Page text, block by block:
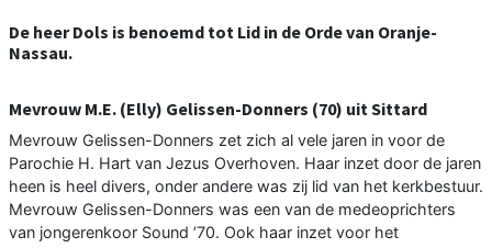
De heer Dols is benoemd tot Lid in de Orde van Oranje-
Nassau.
Mevrouw M.E. (Elly) Gelissen-Donners (70) uit Sittard
Mevrouw Gelissen-Donners zet zich al vele jaren in voor de
Parochie H. Hart van Jezus Overhoven. Haar inzet door de jaren
heen is heel divers, onder andere was zij lid van het kerkbestuur.
Mevrouw Gelissen-Donners was een van de medeoprichters
van jongerenkoor Sound ’70. Ook haar inzet voor het